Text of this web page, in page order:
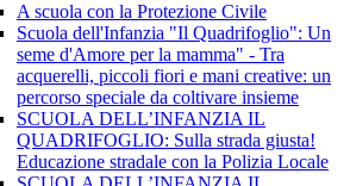
A scuola con la Protezione Civile
Scuola dell'Infanzia "Il Quadrifoglio": Un
seme d'Amore per la mamma" - Tra
acquerelli, piccoli fiori e mani creative: un
percorso speciale da coltivare insieme
SCUOLA DELL’INFANZIA IL
QUADRIFOGLIO: Sulla strada giusta!
Educazione stradale con la Polizia Locale